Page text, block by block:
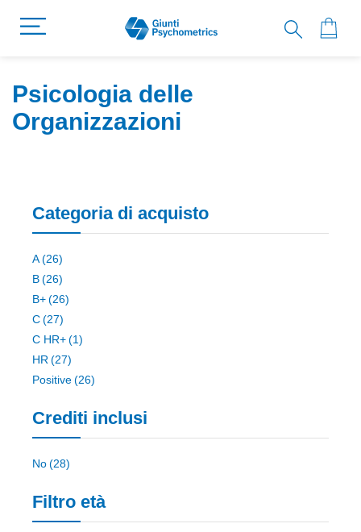
Psicologia delle
Organizzazioni
Categoria di acquisto
A 26elemento
B 26elemento
B+ 26elemento
C 27elemento
C HR+ 1elemento
HR
27elemento
Positive 26elemento
Crediti inclusi
No 28elemento
Filtro età